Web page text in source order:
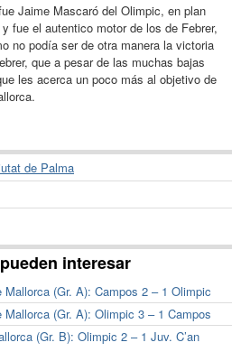
Jaime Mascaró del Olimpic, en plan
fue el autentico motor de los de Febrer,
no podía ser de otra manera la victoria
que a pesar de las muchas bajas
les acerca un poco más al objetivo de
de Palma
interesar
Mallorca (Gr. A): Campos 2 – 1 Olimpic
Mallorca (Gr. A): Olimpic 3 – 1 Campos
(Gr. B): Olimpic 2 – 1 Juv. C’an